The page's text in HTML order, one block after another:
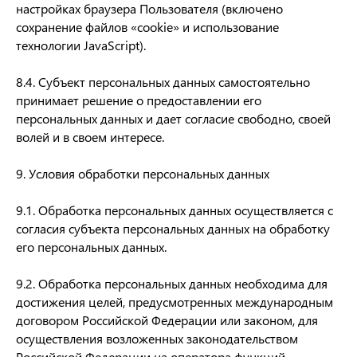
настройках браузера Пользователя (включено
сохранение файлов «cookie» и использование
технологии JavaScript).
8.4. Субъект персональных данных самостоятельно
принимает решение о предоставлении его
персональных данных и дает согласие свободно, своей
волей и в своем интересе.
9. Условия обработки персональных данных
9.1. Обработка персональных данных осуществляется с
согласия субъекта персональных данных на обработку
его персональных данных.
9.2. Обработка персональных данных необходима для
достижения целей, предусмотренных международным
договором Российской Федерации или законом, для
осуществления возложенных законодательством